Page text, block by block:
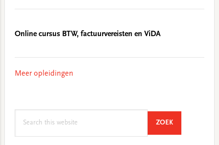
Online cursus BTW, factuurvereisten en ViDA
Meer opleidingen
ZOEKSEARCH